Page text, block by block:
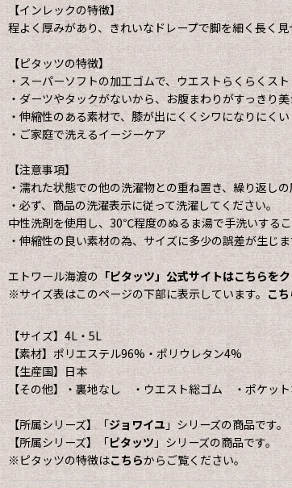
【インレックの特徴】
程よく厚みがあり、きれいなドレープで脚を細く長く見
【ピタッツの特徴】
・スーパーソフトの加工ゴムで、ウエストらくらくス
・ダーツやタックがないから、お腹まわりがすっきり
・伸縮性のある素材で、膝が出にくくシワになりにくい
・ご家庭で洗えるイージーケア
【注意事項】
・濡れた状態での他の洗濯物との重ね置き、繰り返し
・必ず、商品の洗濯表示に従って洗濯してください。
中性洗剤を使用し、30℃程度のぬるま湯で手洗いする
・伸縮性の良い素材の為、サイズに多少の誤差が生じま
エトワール海渡の「ピタッツ」公式サイトはこちらを
※サイズ表はこのページの下部に表示しています。 こ
【サイズ】4L・5L
【素材】ポリエステル96%・ポリウレタン4%
【生産国】日本
【その他】・裏地なし ・ウエスト総ゴム ・ポケット
【所属シリーズ】「ジョワイユ」シリーズの商品です。
【所属シリーズ】「ピタッツ」シリーズの商品です。
※ピタッツの特徴はこちらからご覧ください。